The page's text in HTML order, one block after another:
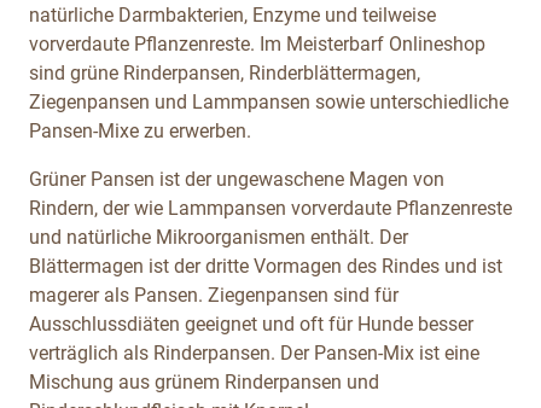
natürliche Darmbakterien, Enzyme und teilweise
vorverdaute Pflanzenreste. Im Meisterbarf Onlineshop
sind grüne Rinderpansen, Rinderblättermagen,
Ziegenpansen und Lammpansen sowie unterschiedliche
Pansen-Mixe zu erwerben.
Grüner Pansen ist der ungewaschene Magen von
Rindern, der wie Lammpansen vorverdaute Pflanzenreste
und natürliche Mikroorganismen enthält. Der
Blättermagen ist der dritte Vormagen des Rindes und ist
magerer als Pansen. Ziegenpansen sind für
Ausschlussdiäten geeignet und oft für Hunde besser
verträglich als Rinderpansen. Der Pansen-Mix ist eine
Mischung aus grünem Rinderpansen und